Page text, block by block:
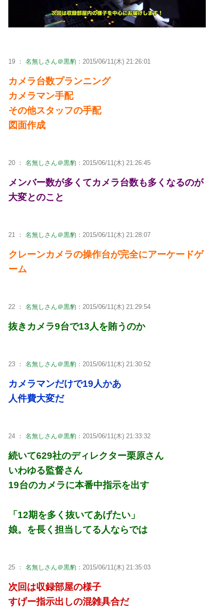
19 ： 名無しさん＠黒豹 ：2015/06/11(木) 21:26:01
カメラ台数プランニング
カメラマン手配
その他スタッフの手配
図面作成
20 ： 名無しさん＠黒豹 ：2015/06/11(木) 21:26:45
メンバー数が多くてカメラ台数も多くなるのが
大変とのこと
21 ： 名無しさん＠黒豹 ：2015/06/11(木) 21:28:07
クレーンカメラの操作台が完全にアーケードゲ
ーム
22 ： 名無しさん＠黒豹 ：2015/06/11(木) 21:29:54
抜きカメラ9台で13人を賄うのか
23 ： 名無しさん＠黒豹 ：2015/06/11(木) 21:30:52
カメラマンだけで19人かあ
人件費大変だ
24 ： 名無しさん＠黒豹 ：2015/06/11(木) 21:33:32
続いて629社のディレクター栗原さん
いわゆる監督さん
19台のカメラに本番中指示を出す
「12期を多く抜いてあげたい」
娘。を長く担当してる人ならでは
25 ： 名無しさん＠黒豹 ：2015/06/11(木) 21:35:03
次回は収録部屋の様子
すげー指示出しの混雑具合だ